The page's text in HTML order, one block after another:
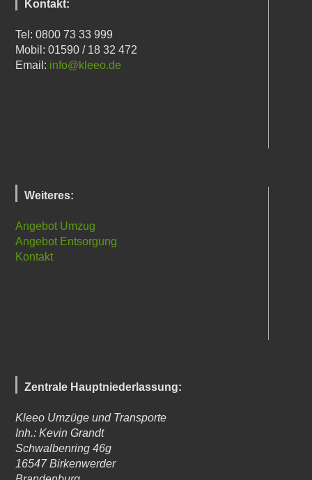
Kontakt:
Tel: 0800 73 33 999
Mobil: 01590 / 18 32 472
Email: info@kleeo.de
Weiteres:
Angebot Umzug
Angebot Entsorgung
Kontakt
Zentrale Hauptniederlassung:
Kleeo Umzüge und Transporte
Inh.: Kevin Grandt
Schwalbenring 46g
16547 Birkenwerder